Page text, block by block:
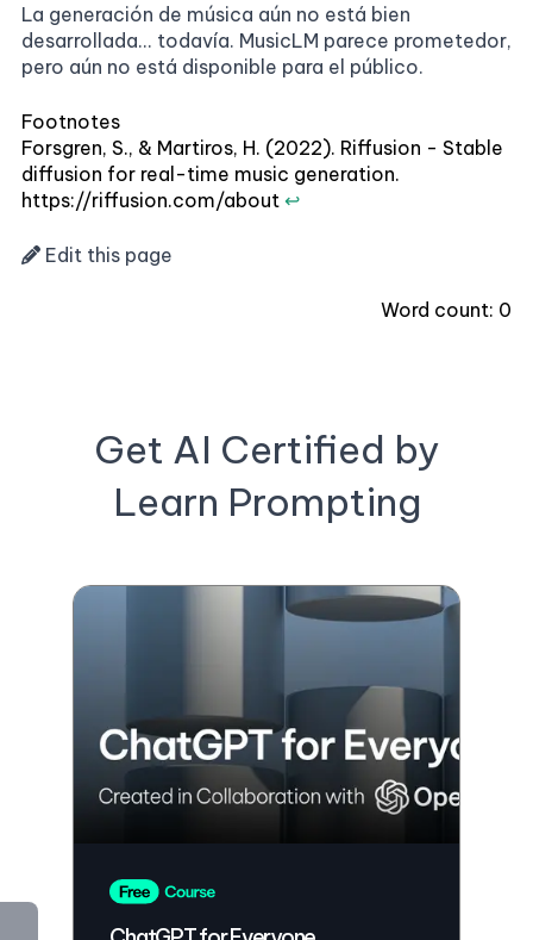
La generación de música aún no está bien
desarrollada... todavía. MusicLM parece prometedor,
pero aún no está disponible para el público.
Footnotes
Forsgren, S., & Martiros, H. (2022). Riffusion - Stable
diffusion for real-time music generation.
https://riffusion.com/about ↩
Edit this page
Word count: 0
Get AI Certified by
Learn Prompting